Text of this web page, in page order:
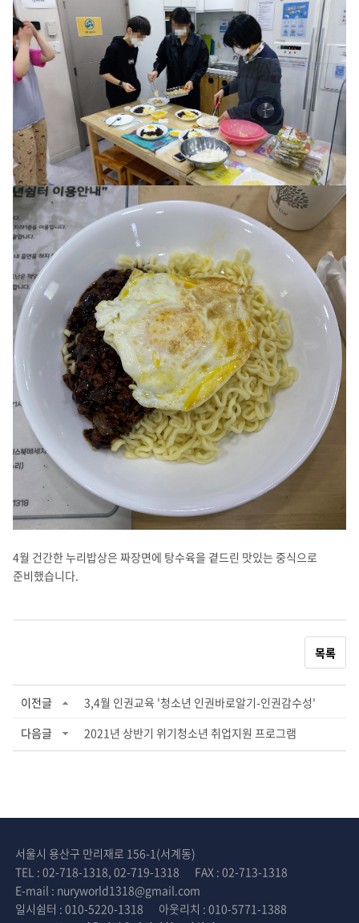
4월 건간한 누리밥상은 짜장면에 탕수육을 곁드린 맛있는 중식으로
준비했습니다.
목록
이전글
3,4월 인권교육 '청소년 인권바로알기-인권감수성'
다음글
2021년 상반기 위기청소년 취업지원 프로그램
서울시 용산구 만리재로 156-1(서계동)
TEL : 02-718-1318, 02-719-1318
FAX : 02-713-1318
E-mail : nuryworld1318@gmail.com
일시쉼터 : 010-5220-1318
아웃리치 : 010-5771-1388